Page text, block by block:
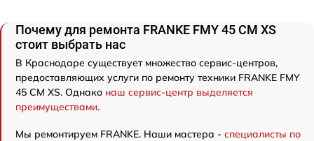
Почему для ремонта FRANKE FMY 45 CM XS
стоит выбрать нас
В Краснодаре существует множество сервис-центров,
предоставляющих услуги по ремонту техники FRANKE FMY
45 CM XS. Однако наш сервис-центр выделяется
преимуществами.
Мы ремонтируем FRANKE. Наши мастера - специалисты по